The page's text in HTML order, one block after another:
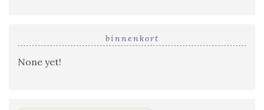
binnenkort
None yet!